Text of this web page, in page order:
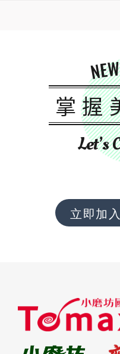
掌握
Let’s
立即加